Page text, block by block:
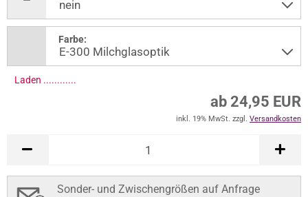
Farbe:
Laden .............
ab 24,95 EUR
inkl. 19% MwSt. zzgl. Versandkosten
Sonder- und Zwischengrößen auf Anfrage